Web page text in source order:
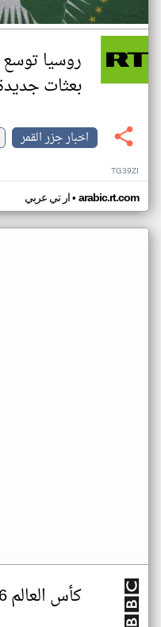
روسيا
بعثات جديدة في 4
اخبار جزر القمر
TG39ZI
ار تي عربي• arabic.rt.com
كأس العالم 2026